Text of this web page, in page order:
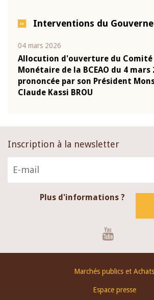
Interventions du
04 mars 2026
Allocution d'ouverture du
Monétaire de la BCEAO du 4 mars
prononcée par son Président
Claude Kassi BROU
Inscription à la newsletter
Plus d'informations ?
Marchés publics et Achats
Espace presse